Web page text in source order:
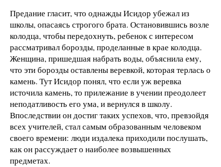
Предание гласит, что однажды Исидор убежал из
школы, опасаясь строгого брата. Остановившись возле
колодца, чтобы передохнуть, ребенок с интересом
рассматривал борозды, проделанные в крае колодца.
Женщина, пришедшая набрать воды, объяснила ему,
что эти борозды оставлены веревкой, которая терлась о
камень. Тут Исидор понял, что если уж веревка
источила камень, то прилежание в учении преодолеет
неподатливость его ума, и вернулся в школу.
Впоследствии он достиг таких успехов, что, превзойдя
всех учителей, стал самым образованным человеком
своего времени: люди издалека приходили послушать,
как он рассуждает о наиболее возвышенных
предметах.